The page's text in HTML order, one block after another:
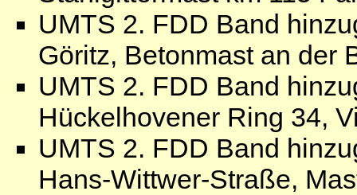
UMTS 2. FDD Band
Göritz, Betonmast an der
UMTS 2. FDD Band
Hückelhovener Ring 34,
UMTS 2. FDD Band
Hans-Wittwer-Straße,